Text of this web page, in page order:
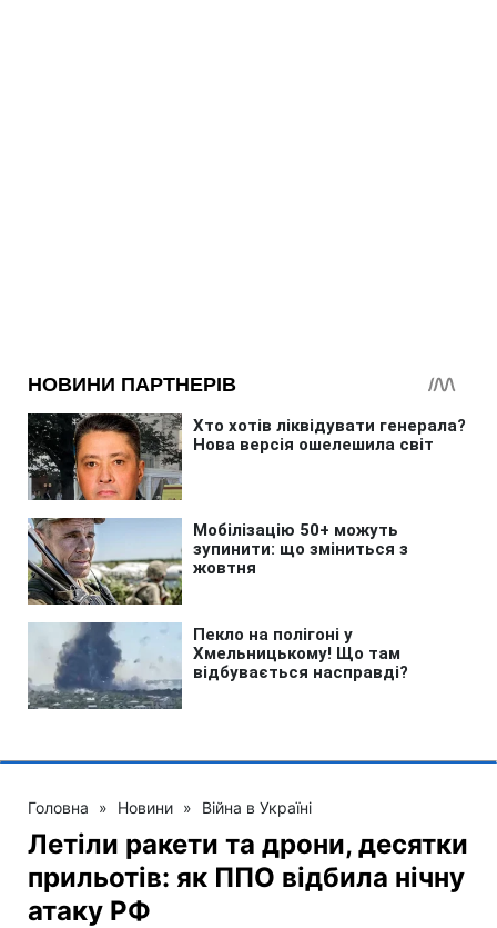
Головна » Новини » Війна в Україні
Летіли ракети та дрони, десятки
прильотів: як ППО відбила нічну
атаку РФ